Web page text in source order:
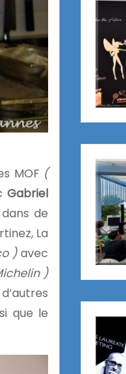
MOF (
Gabriel
de
La
)avec
)
que le